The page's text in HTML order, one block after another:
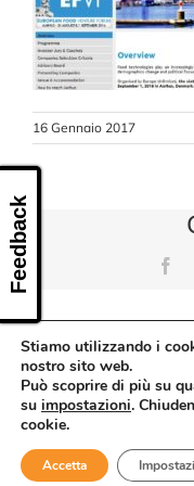
CONTATTI
16 Gennaio 2017
Stiamo utilizzando i
nostro sito web.
Può scoprire di più su
su impostazioni.
cookie.
Accetta
Feedback